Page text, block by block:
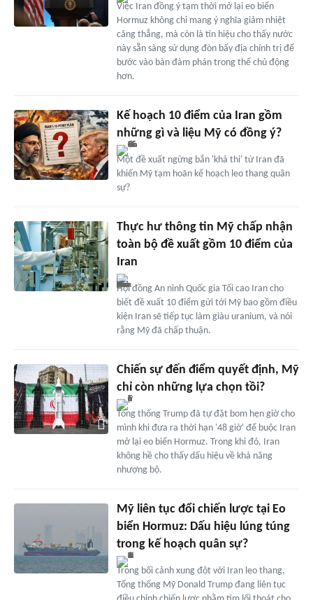
Việc Iran đồng ý tạm thời mở lại eo biển
Hormuz không chỉ mang ý nghĩa giảm nhiệt
căng thẳng, mà còn là tín hiệu cho thấy nước
này sẵn sàng sử dụng đòn bẩy địa chính trị để
bước vào bàn đàm phán trong thế chủ động
hơn.
Kế hoạch 10 điểm của Iran gồm
những gì và liệu Mỹ có đồng ý?
Một đề xuất ngừng bắn 'khả thi' từ Iran đã
khiến Mỹ tạm hoãn kế hoạch leo thang quân
sự?
Thực hư thông tin Mỹ chấp nhận
toàn bộ đề xuất gồm 10 điểm của
Iran
Hội đồng An ninh Quốc gia Tối cao Iran cho
biết đề xuất 10 điểm gửi tới Mỹ bao gồm điều
kiện Iran sẽ tiếp tục làm giàu uranium, và nói
rằng Mỹ đã chấp thuận.
Chiến sự đến điểm quyết định, Mỹ
chỉ còn những lựa chọn tồi?
Tổng thống Trump đã tự đặt bom hẹn giờ cho
mình khi đưa ra thời hạn '48 giờ' để buộc Iran
mở lại eo biển Hormuz. Trong khi đó, Iran
không hề cho thấy dấu hiệu về khả năng
nhượng bộ.
Mỹ liên tục đổi chiến lược tại Eo
biển Hormuz: Dấu hiệu lúng túng
trong kế hoạch quân sự?
Trong bối cảnh xung đột với Iran leo thang,
Tổng thống Mỹ Donald Trump đang liên tục